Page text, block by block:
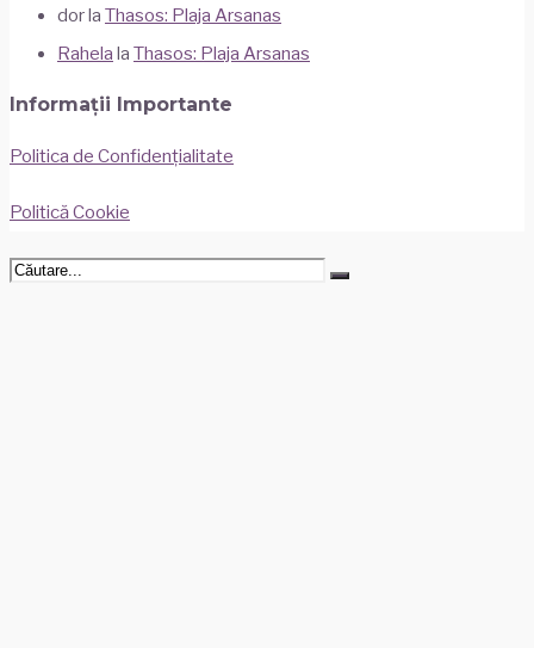
dor la Thasos: Plaja Arsanas
Rahela la Thasos: Plaja Arsanas
Informații Importante
Politica de Confidențialitate
Politică Cookie